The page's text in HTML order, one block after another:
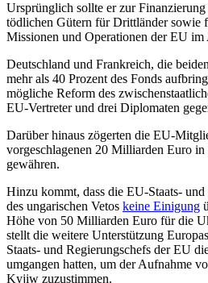
Ursprünglich sollte er zur
tödlichen Gütern für Drittländer sowie
Missionen und Operationen der EU
Deutschland und Frankreich, die
mehr als 40 Prozent des Fonds
mögliche Reform des
EU-Vertreter und drei Diplomaten
Darüber hinaus zögerten die EU-
vorgeschlagenen 20 Milliarden Euro
gewähren.
Hinzu kommt, dass die EU-Staats-
des ungarischen Vetos keine Einigung
Höhe von 50 Milliarden Euro für die
stellt die weitere Unterstützung
Staats- und Regierungschefs der EU
umgangen hatten, um der Aufnahme
Kyjiw zuzustimmen.